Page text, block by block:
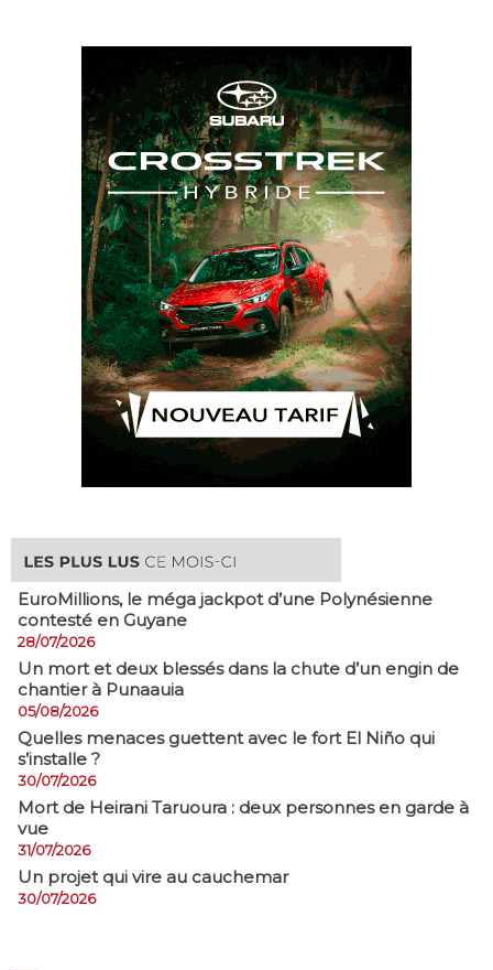
EuroMillions, ​le méga jackpot d’une Polynésienne
contesté en Guyane
28/07/2026
​Un mort et deux blessés dans la chute d’un engin de
chantier à Punaauia
05/08/2026
Quelles menaces guettent avec le fort El Niño qui
s’installe ?
30/07/2026
Mort de Heirani Taruoura : deux personnes en garde à
vue
31/07/2026
Un projet qui vire au cauchemar
30/07/2026